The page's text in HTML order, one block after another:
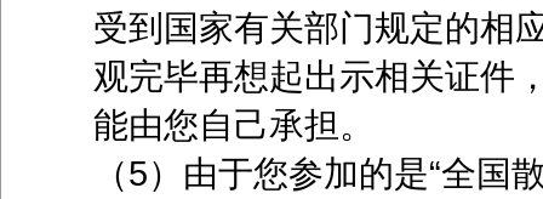
受到国家有关部门规定的相
观完毕再想起出示相关证件
能由您自己承担。
（5）由于您参加的是“全国